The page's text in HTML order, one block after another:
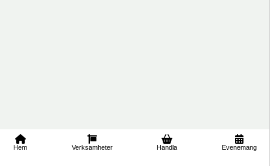
Hem Verksamheter Handla Evenemang